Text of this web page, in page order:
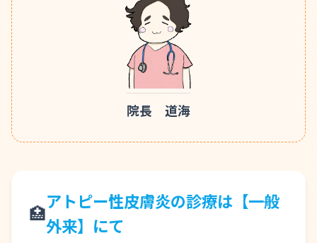
院長 道海
🏥アトピー性皮膚炎の診療は【一般
外来】にて